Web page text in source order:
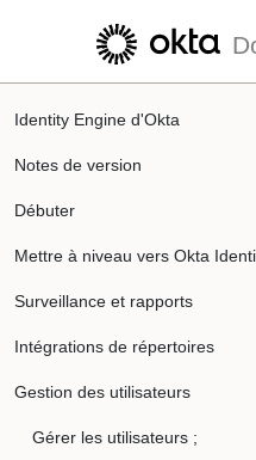
Passer au contenu principal
Identity Engine d'Okta
Notes de version
Débuter
Mettre à niveau vers Okta
Surveillance et rapports
Intégrations de répertoires
Gestion des utilisateurs
Gérer les utilisateurs ;